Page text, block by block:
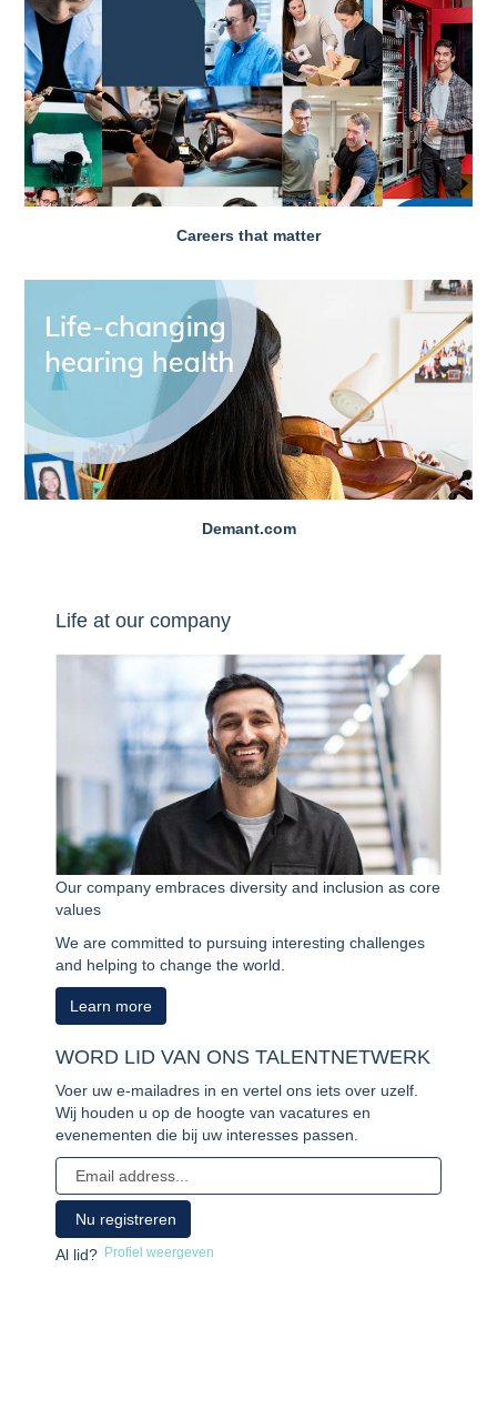
Careers that matter
Demant.com
Life at our company
Our company embraces diversity and inclusion as core
values
We are committed to pursuing interesting challenges
and helping to change the world.
Learn more
WORD LID VAN ONS TALENTNETWERK
Voer uw e-mailadres in en vertel ons iets over uzelf.
Wij houden u op de hoogte van vacatures en
evenementen die bij uw interesses passen.
Al lid? Profiel weergeven